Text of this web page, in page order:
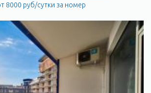
8000 руб/сутки за номер